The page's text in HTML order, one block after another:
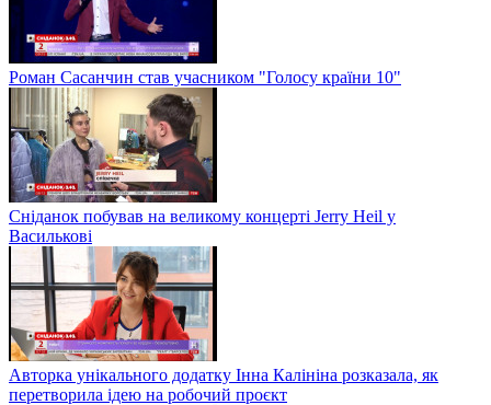
Роман Сасанчин став учасником "Голосу країни 10"
Сніданок побував на великому концерті Jerry Heil у
Василькові
Авторка унікального додатку Інна Калініна розказала, як
перетворила ідею на робочий проєкт